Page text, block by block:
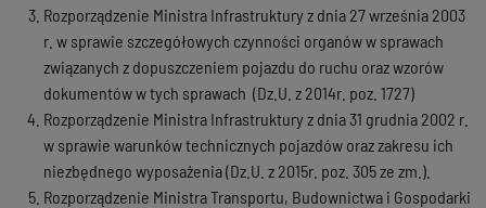
Rozporządzenie Ministra Infrastruktury z dnia 27 września 2003
r. w sprawie szczegółowych czynności organów w sprawach
związanych z dopuszczeniem pojazdu do ruchu oraz wzorów
dokumentów w tych sprawach (Dz.U. z 2014r. poz. 1727)
Rozporządzenie Ministra Infrastruktury z dnia 31 grudnia 2002 r.
w sprawie warunków technicznych pojazdów oraz zakresu ich
niezbędnego wyposażenia (Dz.U. z 2015r. poz. 305 ze zm.).
Rozporządzenie Ministra Transportu, Budownictwa i Gospodarki